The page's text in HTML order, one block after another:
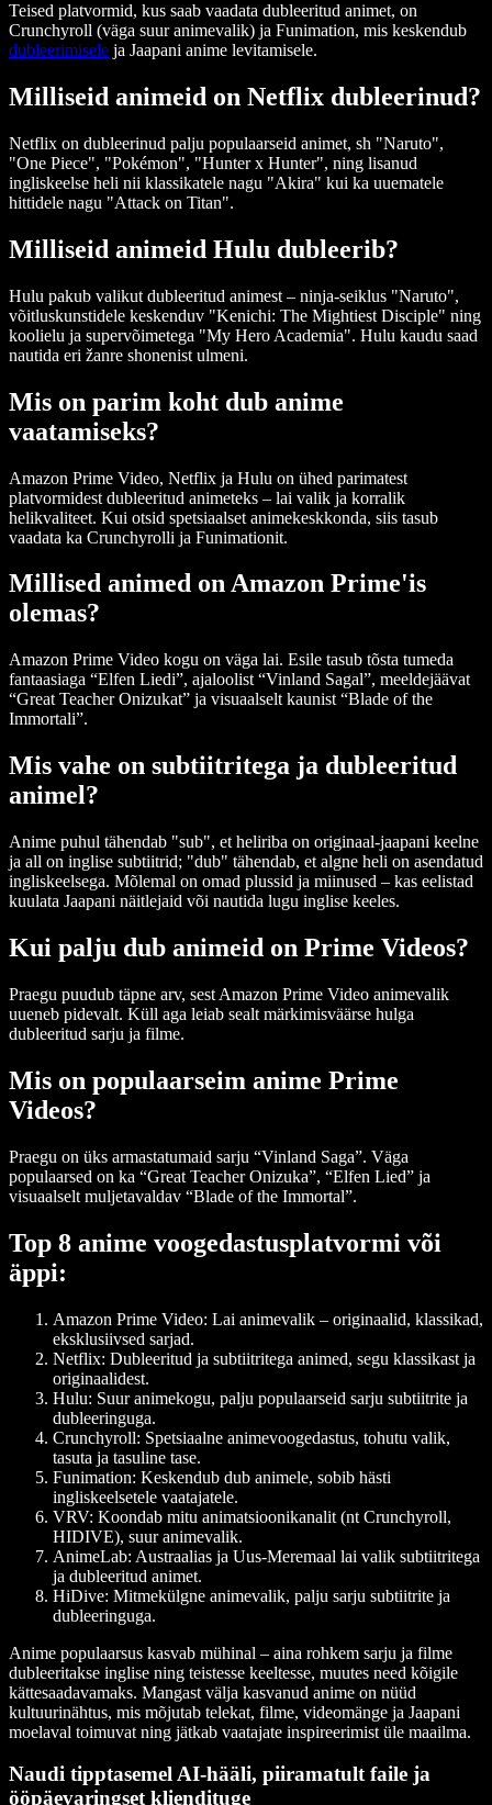
Teised platvormid, kus saab vaadata dubleeritud animet, on
Crunchyroll (väga suur animevalik) ja Funimation, mis keskendub
dubleerimisele ja Jaapani anime levitamisele.
Milliseid animeid on Netflix dubleerinud?
Netflix on dubleerinud palju populaarseid animet, sh "Naruto",
"One Piece", "Pokémon", "Hunter x Hunter", ning lisanud
ingliskeelse heli nii klassikatele nagu "Akira" kui ka uuematele
hittidele nagu "Attack on Titan".
Milliseid animeid Hulu dubleerib?
Hulu pakub valikut dubleeritud animest – ninja-seiklus "Naruto",
võitluskunstidele keskenduv "Kenichi: The Mightiest Disciple" ning
koolielu ja supervõimetega "My Hero Academia". Hulu kaudu saad
nautida eri žanre shonenist ulmeni.
Mis on parim koht dub anime
vaatamiseks?
Amazon Prime Video, Netflix ja Hulu on ühed parimatest
platvormidest dubleeritud animeteks – lai valik ja korralik
helikvaliteet. Kui otsid spetsiaalset animekeskkonda, siis tasub
vaadata ka Crunchyrolli ja Funimationit.
Millised animed on Amazon Prime'is
olemas?
Amazon Prime Video kogu on väga lai. Esile tasub tõsta tumeda
fantaasiaga “Elfen Liedi”, ajaloolist “Vinland Sagal”, meeldejäävat
“Great Teacher Onizukat” ja visuaalselt kaunist “Blade of the
Immortali”.
Mis vahe on subtiitritega ja dubleeritud
animel?
Anime puhul tähendab "sub", et heliriba on originaal-jaapani keelne
ja all on inglise subtiitrid; "dub" tähendab, et algne heli on asendatud
ingliskeelsega. Mõlemal on omad plussid ja miinused – kas eelistad
kuulata Jaapani näitlejaid või nautida lugu inglise keeles.
Kui palju dub animeid on Prime Videos?
Praegu puudub täpne arv, sest Amazon Prime Video animevalik
uueneb pidevalt. Küll aga leiab sealt märkimisväärse hulga
dubleeritud sarju ja filme.
Mis on populaarseim anime Prime
Videos?
Praegu on üks armastatumaid sarju “Vinland Saga”. Väga
populaarsed on ka “Great Teacher Onizuka”, “Elfen Lied” ja
visuaalselt muljetavaldav “Blade of the Immortal”.
Top 8 anime voogedastusplatvormi või
äppi:
Amazon Prime Video: Lai animevalik – originaalid, klassikad,
eksklusiivsed sarjad.
Netflix: Dubleeritud ja subtiitritega animed, segu klassikast ja
originaalidest.
Hulu: Suur animekogu, palju populaarseid sarju subtiitrite ja
dubleeringuga.
Crunchyroll: Spetsiaalne animevoogedastus, tohutu valik,
tasuta ja tasuline tase.
Funimation: Keskendub dub animele, sobib hästi
ingliskeelsetele vaatajatele.
VRV: Koondab mitu animatsioonikanalit (nt Crunchyroll,
HIDIVE), suur animevalik.
AnimeLab: Austraalias ja Uus-Meremaal lai valik subtiitritega
ja dubleeritud animet.
HiDive: Mitmekülgne animevalik, palju sarju subtiitrite ja
dubleeringuga.
Anime populaarsus kasvab mühinal – aina rohkem sarju ja filme
dubleeritakse inglise ning teistesse keeltesse, muutes need kõigile
kättesaadavamaks. Mangast välja kasvanud anime on nüüd
kultuurinähtus, mis mõjutab telekat, filme, videomänge ja Jaapani
moelaval toimuvat ning jätkab vaatajate inspireerimist üle maailma.
Naudi tipptasemel AI-hääli, piiramatult faile ja
ööpäevaringset kliendituge